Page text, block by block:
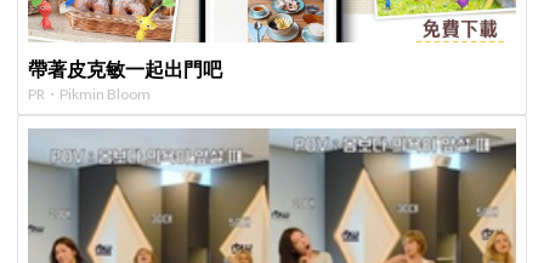
帶著皮克敏一起出門吧
PR・Pikmin Bloom